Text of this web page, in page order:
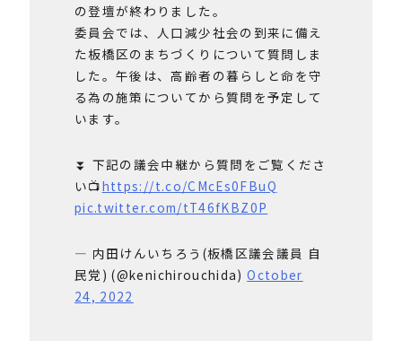
の登壇が終わりました。
委員会では、人口減少社会の到来に備え
た板橋区のまちづくりについて質問しま
した。午後は、高齢者の暮らしと命を守
る為の施策についてから質問を予定して
います。
⏬ 下記の議会中継から質問をご覧くださ
い📺https://t.co/CMcEs0FBuQ
pic.twitter.com/tT46fKBZ0P
— 内田けんいちろう(板橋区議会議員 自
民党) (@kenichirouchida)October
24, 2022